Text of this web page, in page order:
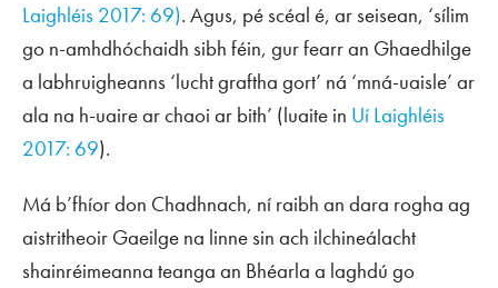
Laighléis 2017: 69). Agus, pé scéal é, ar seisean, ‘sílim
go n-amhdhóchaidh sibh féin, gur fearr an Ghaedhilge
a labhruigheanns ‘lucht graftha gort’ ná ‘mná-uaisle’ ar
ala na h-uaire ar chaoi ar bith’ (luaite in Uí Laighléis
2017: 69).
Má b’fhíor don Chadhnach, ní raibh an dara rogha ag
aistritheoir Gaeilge na linne sin ach ilchineálacht
shainréimeanna teanga an Bhéarla a laghdú go